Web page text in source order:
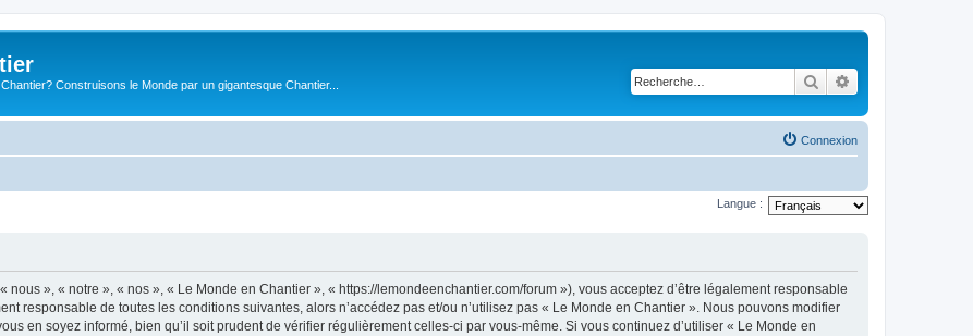
Construisons le Monde par un gigantesque Chantier... Rechercher
Connexion
Langue :
», « notre », « nos », « Le Monde en Chantier », « https://lemondeenchantier.com/forum »), vous acceptez d’être légalement responsable
responsable de toutes les conditions suivantes, alors n’accédez pas et/ou n’utilisez pas « Le Monde en Chantier ». Nous pouvons modifier
en soyez informé, bien qu’il soit prudent de vérifier régulièrement celles-ci par vous-même. Si vous continuez d’utiliser « Le Monde en